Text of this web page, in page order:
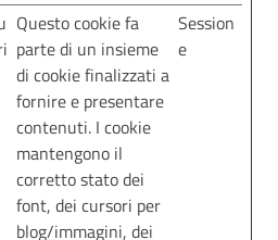
Questo cookie fa
parte di un insieme
di cookie finalizzati a
fornire e presentare
contenuti. I cookie
mantengono il
corretto stato dei
font, dei cursori per
blog/immagini, dei
Session
e